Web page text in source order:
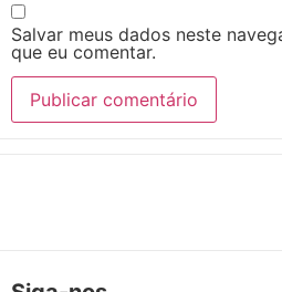
Salvar meus dados neste
que eu comentar.